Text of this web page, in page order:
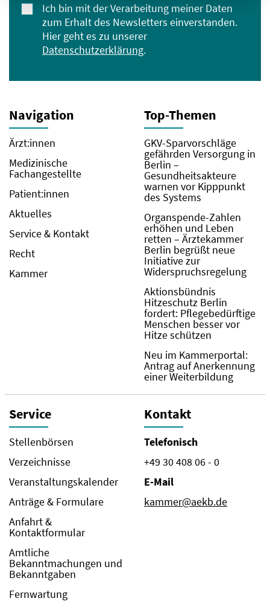
Ich bin mit der Verarbeitung meiner Daten
zum Erhalt des Newsletters einverstanden.
Hier geht es zu unserer
Datenschutzerklärung.
Navigation
Ärzt:innen
Medizinische
Fachangestellte
Patient:innen
Aktuelles
Service & Kontakt
Recht
Kammer
Top-Themen
GKV-Sparvorschläge
gefährden Versorgung in
Berlin –
Gesundheitsakteure
warnen vor Kipppunkt
des Systems
Organspende-Zahlen
erhöhen und Leben
retten – Ärztekammer
Berlin begrüßt neue
Initiative zur
Widerspruchsregelung
Aktionsbündnis
Hitzeschutz Berlin
fordert: Pflegebedürftige
Menschen besser vor
Hitze schützen
Neu im Kammerportal:
Antrag auf Anerkennung
einer Weiterbildung
Service
Stellenbörsen
Verzeichnisse
Veranstaltungskalender
Anträge & Formulare
Anfahrt &
Kontaktformular
Amtliche
Bekanntmachungen und
Bekanntgaben
Fernwartung
Kontakt
Telefonisch
+49 30 408 06 - 0
E-Mail
kammer@aekb.de